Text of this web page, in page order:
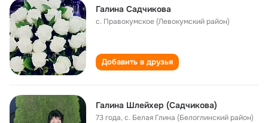
Галина Садчикова
с. Правокумское (Левокумский район)
Добавить в друзья
Галина Шлейхер (Садчикова)
73 года,с. Белая Глина (Белоглинский район)